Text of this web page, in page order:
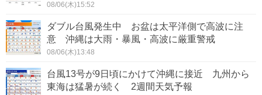
08/06(木)15:52
ダブル台風発生中 お盆は太平洋側で高波に注
意 沖縄は大雨・暴風・高波に厳重警戒
08/06(木)13:48
台風13号が9日頃にかけて沖縄に接近 九州から
東海は猛暑が続く 2週間天気予報